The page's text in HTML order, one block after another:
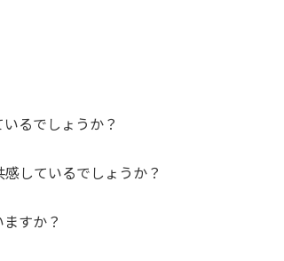
るでしょうか？
しているでしょうか？
すか？